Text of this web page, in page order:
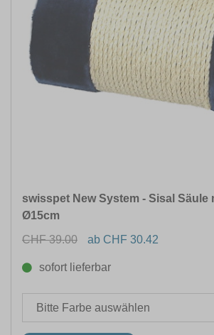
swisspet New System - Sisal Säule
Ø15cm
CHF 39.00
ab CHF 30.42
sofort lieferbar